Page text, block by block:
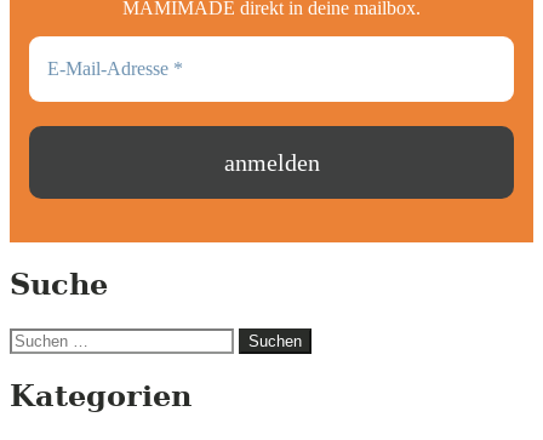
MAMIMADE direkt in deine mailbox.
Suche
Suchen
Kategorien